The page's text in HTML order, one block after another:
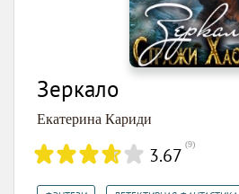
Зеркало
Екатерина Кариди
3.67 (9)